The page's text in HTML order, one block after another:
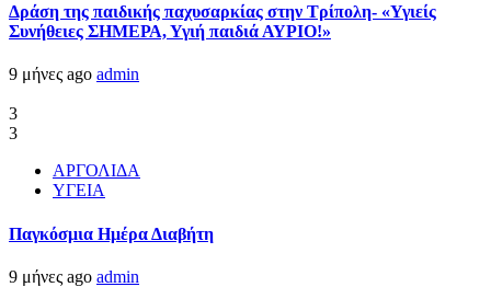
Δράση της παιδικής παχυσαρκίας στην Τρίπολη- «Υγιείς
Συνήθειες ΣΗΜΕΡΑ, Υγιή παιδιά ΑΥΡΙΟ!»
9 μήνες ago admin
3
3
ΑΡΓΟΛΙΔΑ
ΥΓΕΙΑ
Παγκόσμια Ημέρα Διαβήτη
9 μήνες ago admin